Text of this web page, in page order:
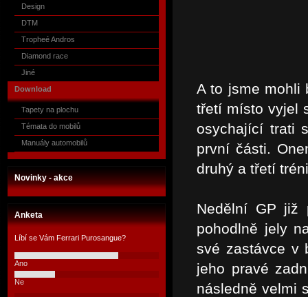
Design
DTM
Tropheé Andros
Diamond race
Jiné
Download
Tapety na plochu
Témata do mobilů
Manuály automobilů
Novinky - akce
Anketa
Líbí se Vám Ferrari Purosangue?
Ano
Ne
A to jsme mohli
třetí místo vyjel
osychající trati
první části.
druhý a třetí
Nedělní GP již
pohodlně jely
své zastávce v
jeho pravé
následně velmi